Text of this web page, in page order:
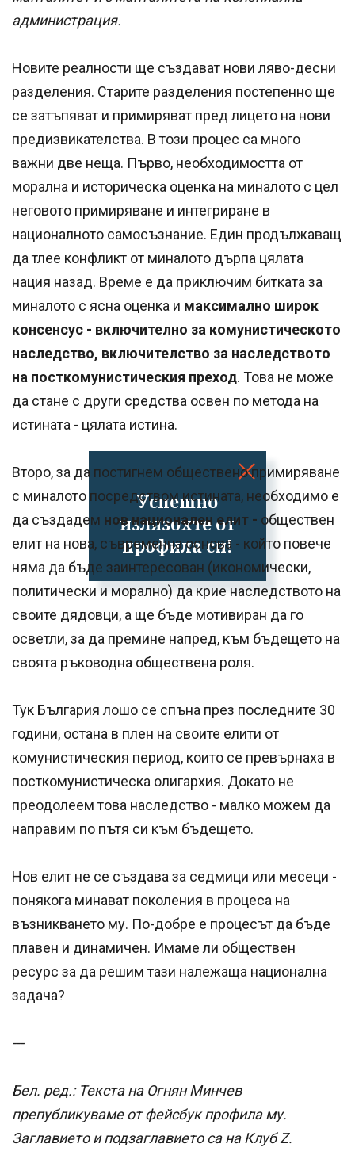
Успешно
излязохте от
профила си!
администрация.
Новите реалности ще създават нови ляво-десни
разделения. Старите разделения постепенно ще
се затъпяват и примиряват пред лицето на нови
предизвикателства. В този процес са много
важни две неща. Първо, необходимостта от
морална и историческа оценка на миналото с цел
неговото примиряване и интегриране в
националното самосъзнание. Един продължаващ
да тлее конфликт от миналото дърпа цялата
нация назад. Време е да приключим битката за
миналото с ясна оценка и максимално широк
консенсус - включително за комунистическото
наследство, включителство за наследството
на посткомунистическия преход. Това не може
да стане с други средства освен по метода на
истината - цялата истина.
Второ, за да постигнем обществено примиряване
с миналото посредством истината, необходимо е
да създадем нов национален елит - обществен
елит на нова, съвременна основа - който повече
няма да бъде заинтересован (икономически,
политически и морално) да крие наследството на
своите дядовци, а ще бъде мотивиран да го
осветли, за да премине напред, към бъдещето на
своята ръководна обществена роля.
Тук България лошо се спъна през последните 30
години, остана в плен на своите елити от
комунистическия период, които се превърнаха в
посткомунистическа олигархия. Докато не
преодолеем това наследство - малко можем да
направим по пътя си към бъдещето.
Нов елит не се създава за седмици или месеци -
понякога минават поколения в процеса на
възникването му. По-добре е процесът да бъде
плавен и динамичен. Имаме ли обществен
ресурс за да решим тази належаща национална
задача?
---
Бел. ред.: Текста на Огнян Минчев
препубликуваме от фейсбук профила му.
Заглавието и подзаглавието са на Клуб Z.